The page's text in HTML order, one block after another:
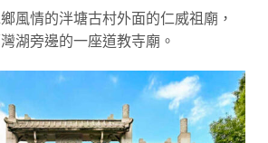
風情的泮塘古村外面的仁威祖廟，
湖旁邊的一座道教寺廟。